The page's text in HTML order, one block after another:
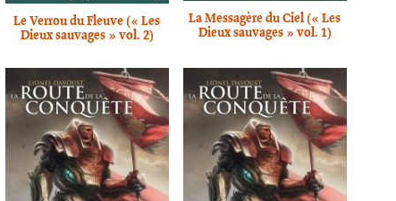
Le Verrou du Fleuve (« Les
Dieux sauvages » vol. 2)
La Messagère du Ciel (« Les
Dieux sauvages » vol. 1)